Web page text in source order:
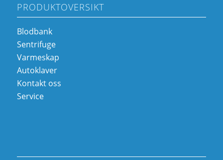
PRODUKTOVERSIKT
Blodbank
Sentrifuge
Varmeskap
Autoklaver
Kontakt oss
Service